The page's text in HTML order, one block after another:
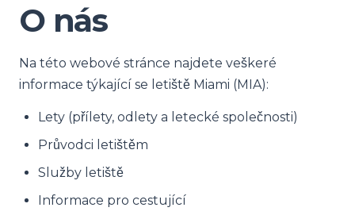
O nás
Na této webové stránce najdete veškeré
informace týkající se letiště Miami (MIA):
Lety (přílety, odlety a letecké společnosti)
Průvodci letištěm
Služby letiště
Informace pro cestující